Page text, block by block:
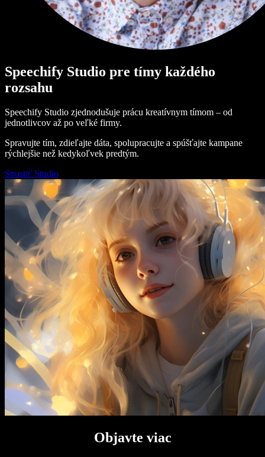
Speechify Studio pre tímy každého
rozsahu
Speechify Studio zjednodušuje prácu kreatívnym tímom – od
jednotlivcov až po veľké firmy.
Spravujte tím, zdieľajte dáta, spolupracujte a spúšťajte kampane
rýchlejšie než kedykoľvek predtým.
Spustiť Studio
Objavte viac